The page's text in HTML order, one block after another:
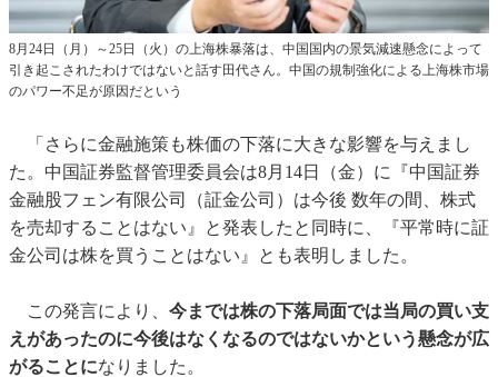
8月24日（月）～25日（火）の上海株暴落は、中国国内の景気減速懸念によって
引き起こされたわけではないと話す田代さん。中国の規制強化による上海株市場
のパワー不足が原因だという
「さらに金融施策も株価の下落に大きな影響を与えまし
た。中国証券監督管理委員会は8月14日（金）に『中国証券
金融股フェン有限公司（証金公司）は今後 数年の間、株式
を売却することはない』と発表したと同時に、『平常時に証
金公司は株を買うことはない』とも表明しました。
この発言により、 今までは株の下落局面では当局の買い支
えがあったのに今後はなくなるのではないかという懸念が広
がることになりました。